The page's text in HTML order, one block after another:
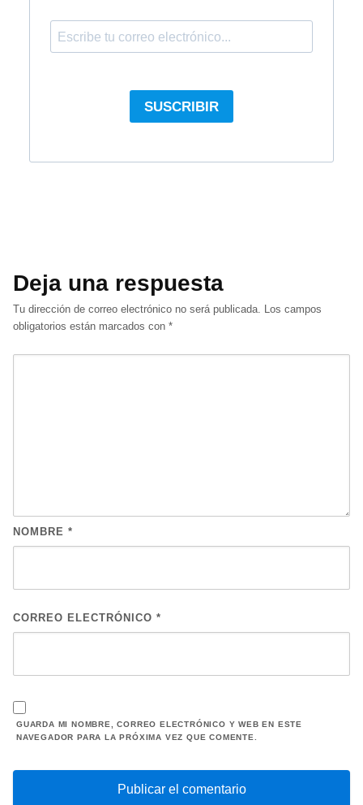
Deja una respuesta
Tu dirección de correo electrónico no será publicada. Los campos
obligatorios están marcados con *
NOMBRE *
CORREO ELECTRÓNICO *
GUARDA MI NOMBRE, CORREO ELECTRÓNICO Y WEB EN ESTE
NAVEGADOR PARA LA PRÓXIMA VEZ QUE COMENTE.